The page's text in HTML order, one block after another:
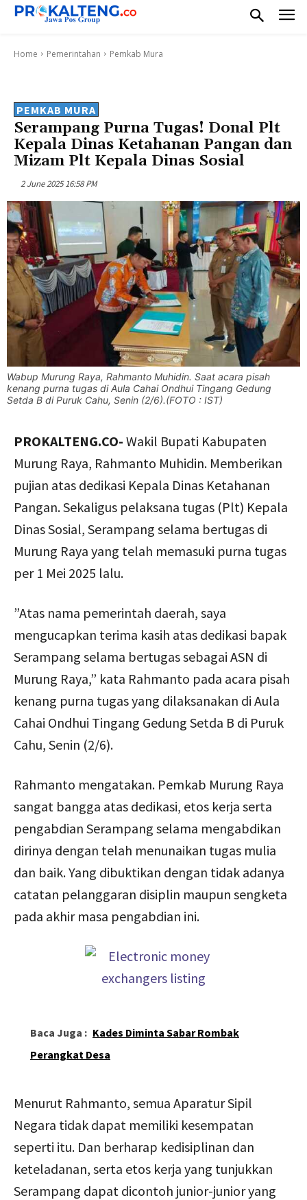
Home Pemerintahan Pemkab Mura
PEMKAB MURA
Serampang Purna Tugas! Donal Plt
Kepala Dinas Ketahanan Pangan dan
Mizam Plt Kepala Dinas Sosial
2 June 2025 16:58 PM
Wabup Murung Raya, Rahmanto Muhidin. Saat acara pisah
kenang purna tugas di Aula Cahai Ondhui Tingang Gedung
Setda B di Puruk Cahu, Senin (2/6).(FOTO : IST)
PROKALTENG.CO- Wakil Bupati Kabupaten
Murung Raya, Rahmanto Muhidin. Memberikan
pujian atas dedikasi Kepala Dinas Ketahanan
Pangan. Sekaligus pelaksana tugas (Plt) Kepala
Dinas Sosial, Serampang selama bertugas di
Murung Raya yang telah memasuki purna tugas
per 1 Mei 2025 lalu.
”Atas nama pemerintah daerah, saya
mengucapkan terima kasih atas dedikasi bapak
Serampang selama bertugas sebagai ASN di
Murung Raya,” kata Rahmanto pada acara pisah
kenang purna tugas yang dilaksanakan di Aula
Cahai Ondhui Tingang Gedung Setda B di Puruk
Cahu, Senin (2/6).
Rahmanto mengatakan. Pemkab Murung Raya
sangat bangga atas dedikasi, etos kerja serta
pengabdian Serampang selama mengabdikan
dirinya dengan telah menunaikan tugas mulia
dan baik. Yang dibuktikan dengan tidak adanya
catatan pelanggaran disiplin maupun sengketa
pada akhir masa pengabdian ini.
Baca Juga : Kades Diminta Sabar Rombak
Perangkat Desa
Menurut Rahmanto, semua Aparatur Sipil
Negara tidak dapat memiliki kesempatan
seperti itu. Dan berharap kedisiplinan dan
keteladanan, serta etos kerja yang tunjukkan
Serampang dapat dicontoh junior-junior yang